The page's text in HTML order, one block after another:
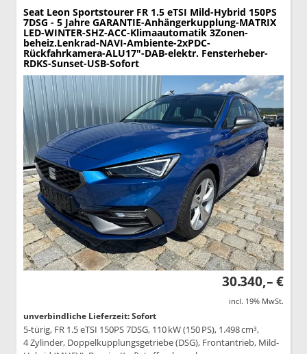
Seat Leon Sportstourer FR 1.5 eTSI Mild-Hybrid 150PS
7DSG - 5 Jahre GARANTIE-Anhängerkupplung-MATRIX
LED-WINTER-SHZ-ACC-Klimaautomatik 3Zonen-
beheiz.Lenkrad-NAVI-Ambiente-2xPDC-
Rückfahrkamera-ALU17"-DAB-elektr. Fensterheber-
RDKS-Sunset-USB-Sofort
30.340,– €
incl. 19% MwSt.
unverbindliche Lieferzeit: Sofort
5-türig, FR 1.5 eTSI 150PS 7DSG, 110 kW (150 PS), 1.498 cm³,
4 Zylinder, Doppelkupplungsgetriebe (DSG), Frontantrieb, Mild-